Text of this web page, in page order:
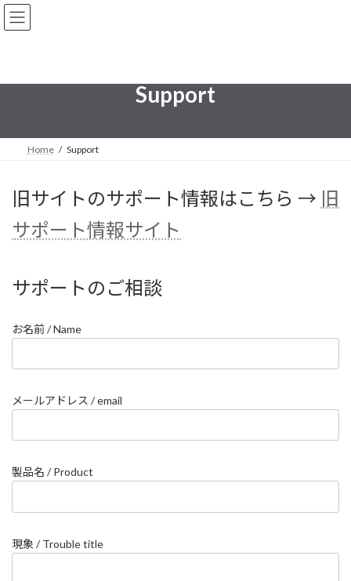
コ
ン
へ
ナ
ビ
ョ
Support
Home Support
旧サイトのサポート情報はこちら → 旧
サポート情報サイト
サポートのご相談
お名前 / Name
メールアドレス / email
製品名 / Product
現象 / Trouble title